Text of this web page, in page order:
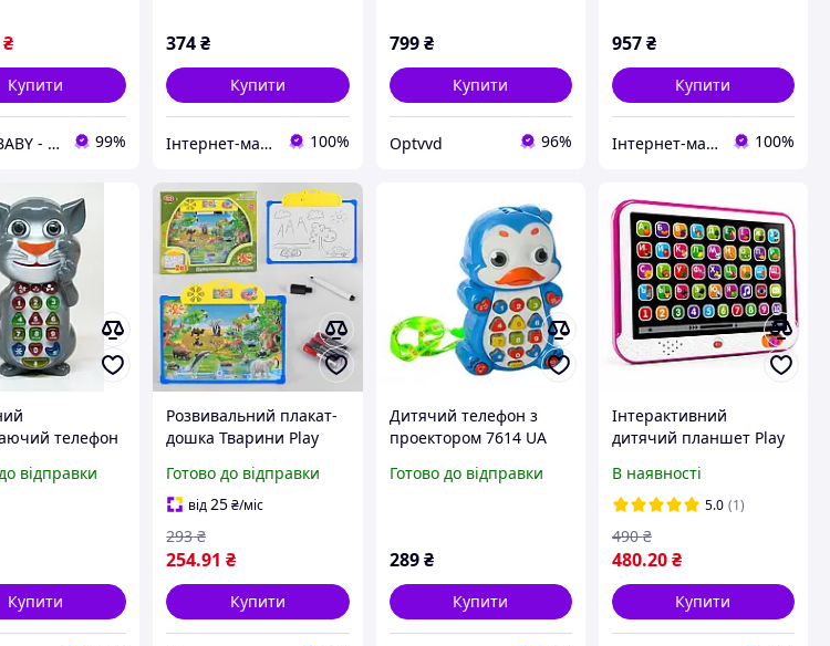
₴
Купити
💥 ALL-BABY - інтернет - магазин товарів для дітей 99%
374₴
Купити
Інтернет-магазин "TipTopToys" 100%
799 ₴
Купити
Optvvd 96%
957₴
Купити
Інтернет-магазин "TipTopToys" 100%
телефон
букви,
відправки
Купити
Розвивальний плакат-
дошка Тварини Play
малювання, Російська
озвуч
Готово до відправки
від25₴/міс
254.91 ₴
293 ₴
Купити
Дитячий телефон з
проектором 7614 UA
алфавіт цифри казки
Готово до відправки
289 ₴
Купити
Інтерактивний
дитячий планшет Play
мова музичний, букви
цифри звуки, 3+,
рожевий
В наявності
5.0 (1)
480.20₴
490 ₴
Купити